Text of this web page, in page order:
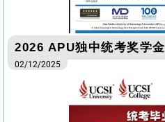
2026 APU独中统考奖学金
02/12/2025